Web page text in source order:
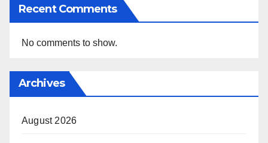
Recent Comments
No comments to show.
Archives
August 2026